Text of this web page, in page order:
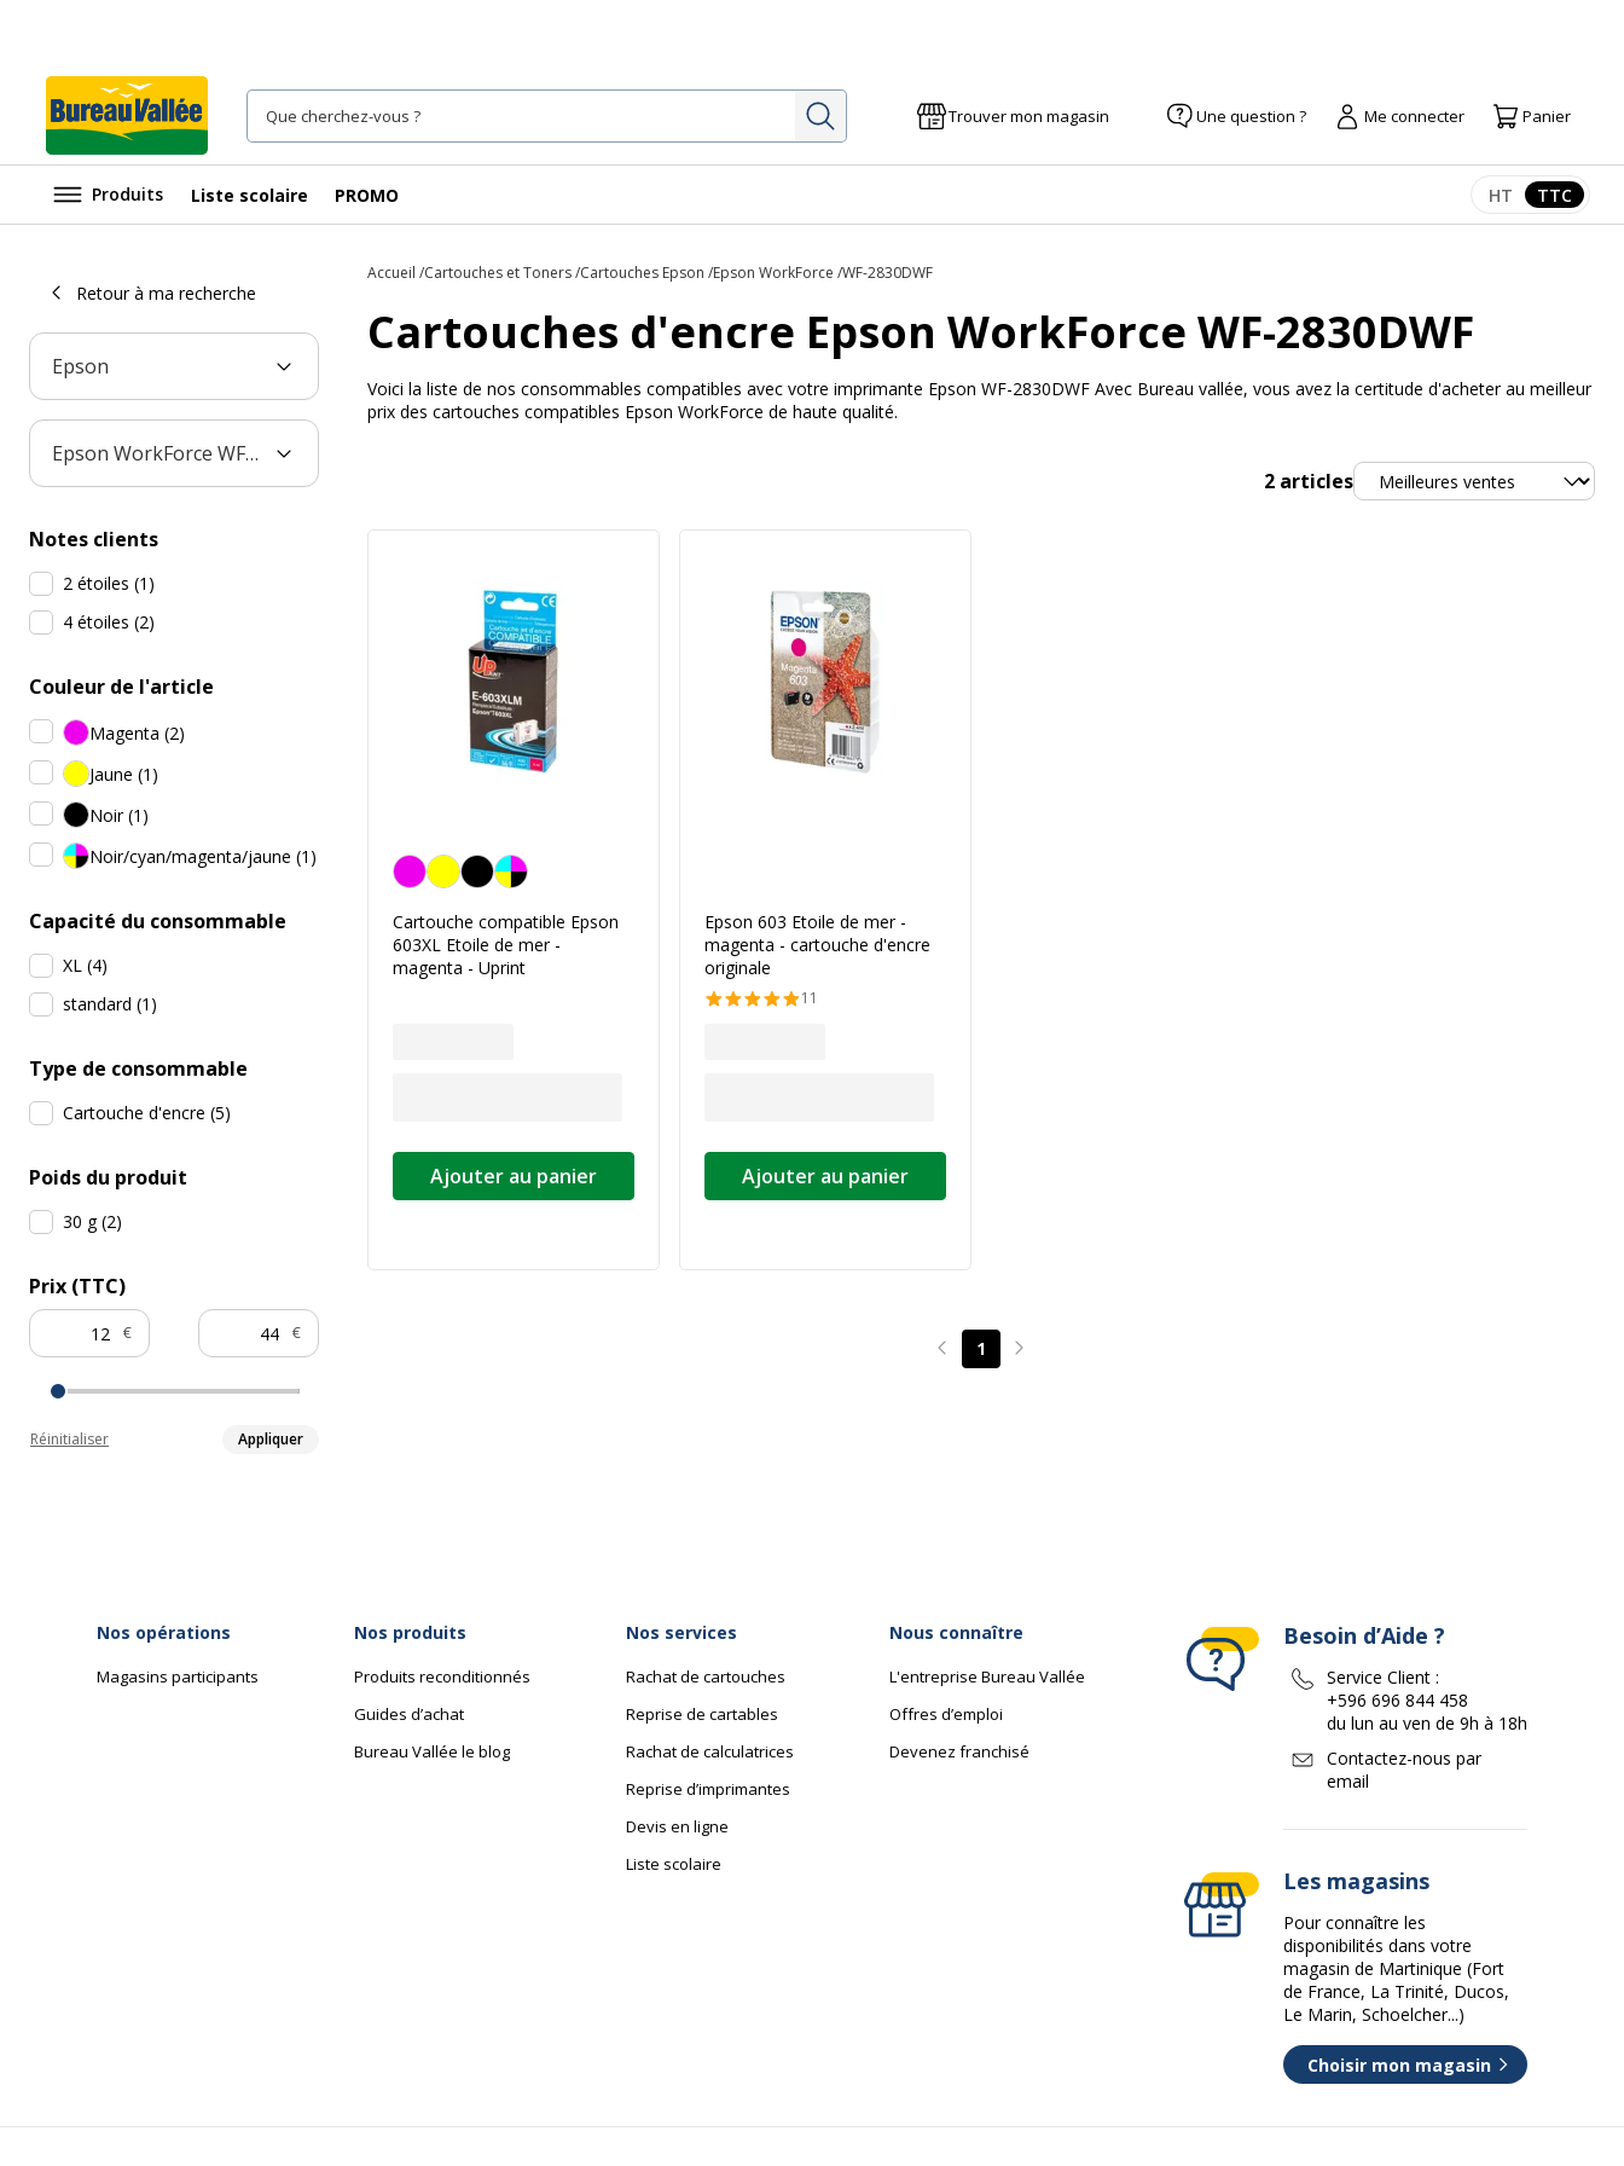
Rechercher Trouver mon magasin Une question ? Me connecter Panier
Produits Liste scolaire PROMO Afficher les
HT TTC
Retour à ma recherche
Epson
Epson WorkForce WF-2830DWF
Notes clients
2 étoiles (1 )
4 étoiles (2)
Couleur de l'article
Magenta (2)
Jaune (1 )
Noir(1 )
Noir/cyan/magenta/jaune (1 )
Capacité du consommable
XL (4)
standard (1 )
Type de consommable
Cartouche d'encre (5)
Poids du produit
30 g(2)
Prix (TTC)
€ €
Réinitialiser Appliquer
Accueil Cartouches et Toners Cartouches Epson Epson WorkForce WF-2830DWF
Cartouches d'encre Epson WorkForce WF-2830DWF
Voici la liste de nos consommables compatibles avec votre imprimante Epson WF-2830DWF Avec Bureau vallée, vous avez la certitude d'acheter au meilleur
prix des cartouches compatibles Epson WorkForce de haute qualité.
2 articlesTrier
Magenta
Cartouche compatible Epson
603XL Etoile de mer -
magenta - Uprint
Ajouter au panier
Epson 603 Etoile de mer -
magenta - cartouche d'encre
originale
11
Ajouter au panier
Page précédente
1 Page suivante
Nos opérations
Magasins participants
Nos produits
Produits reconditionnés
Guides d’achat
Bureau Vallée le blog
Nos services
Rachat de cartouches
Reprise de cartables
Rachat de calculatrices
Reprise d’imprimantes
Devis en ligne
Liste scolaire
Nous connaître
L'entreprise Bureau Vallée
Offres d’emploi
Devenez franchisé
Besoin d’Aide ?
Service Client :
+596 696 844 458
du lun au ven de 9h à 18h
Contactez-nous par
email
Les magasins
Pour connaître les
disponibilités dans votre
magasin de Martinique (Fort
de France, La Trinité, Ducos,
Le Marin, Schoelcher...)
Choisir mon magasin